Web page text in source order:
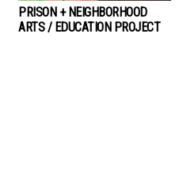
PRISON + NEIGHBORHOOD
ARTS / EDUCATION PROJECT